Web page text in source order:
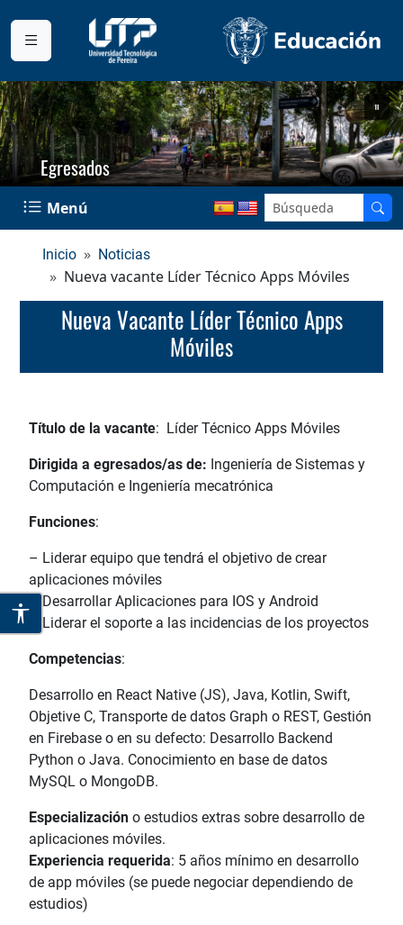
Egresados
Menú
Inicio Noticias
Nueva vacante Líder Técnico Apps Móviles
Nueva Vacante Líder Técnico Apps
Móviles
Título de la vacante: Líder Técnico Apps Móviles
Dirigida a egresados/as de: Ingeniería de Sistemas y
Computación e Ingeniería mecatrónica
Funciones:
– Liderar equipo que tendrá el objetivo de crear
aplicaciones móviles
– Desarrollar Aplicaciones para IOS y Android
– Liderar el soporte a las incidencias de los proyectos
Competencias:
Desarrollo en React Native (JS), Java, Kotlin, Swift,
Objetive C, Transporte de datos Graph o REST, Gestión
en Firebase o en su defecto: Desarrollo Backend
Python o Java. Conocimiento en base de datos
MySQL o MongoDB.
Especialización o estudios extras sobre desarrollo de
aplicaciones móviles.
Experiencia requerida: 5 años mínimo en desarrollo
de app móviles (se puede negociar dependiendo de
estudios)